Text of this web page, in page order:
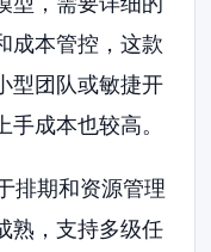
成本管控，这款
型团队或敏捷开
成本也较高。
排期和资源管理
熟，支持多级任